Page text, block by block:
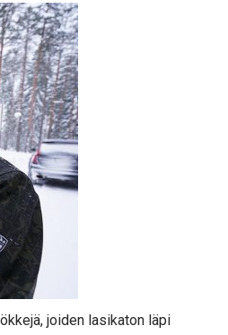
joiden lasikaton läpi